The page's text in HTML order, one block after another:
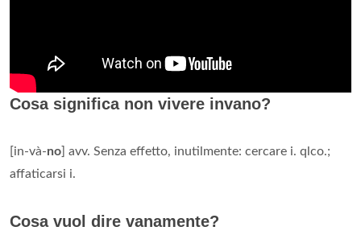
Cosa significa non vivere invano?
[in-và-no ] avv. Senza effetto, inutilmente: cercare i. qlco.;
affaticarsi i.
Cosa vuol dire vanamente?